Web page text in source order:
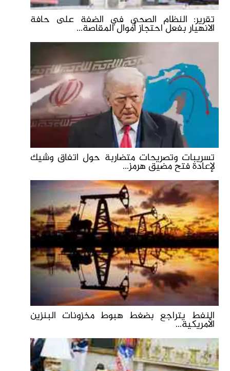
تقرير: النظام الصحي في الضفة على حافة
الانهيار بفعل احتجاز أموال المقاصة...
تسريبات وتصريحات متضاربة حول اتفاق وشيك
لإعادة فتح مضيق هرمز...
النفط يتراجع بضغط هبوط مخزونات البنزين
الأمريكية...